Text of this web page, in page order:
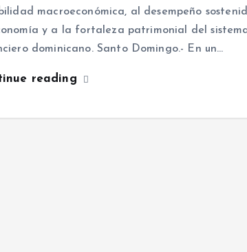
macroeconómica, al desempeño
y a la fortaleza patrimonial del
dominicano. Santo Domingo.- En un…
reading